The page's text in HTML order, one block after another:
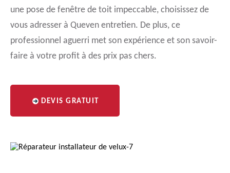
une pose de fenêtre de toit impeccable, choisissez de
vous adresser à Queven entretien. De plus, ce
professionnel aguerri met son expérience et son savoir-
faire à votre profit à des prix pas chers.
DEVIS GRATUIT